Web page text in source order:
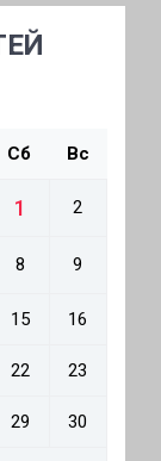
Сб Вс
1 2
8 9
15 16
22 23
29 30